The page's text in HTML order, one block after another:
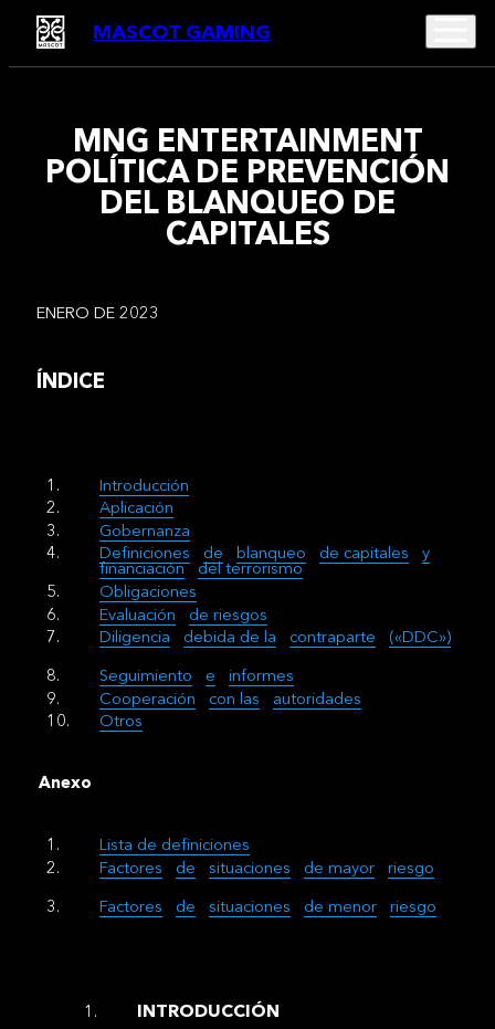
MASCOT GAMING
MNG ENTERTAINMENT
POLÍTICA DE PREVENCIÓN
DEL BLANQUEO DE
CAPITALES
ENERO DE 2023
ÍNDICE
Introducción
Aplicación
Gobernanza
Definiciones
de blanqueo de capitales y
financiación
del terrorismo
Obligaciones
Evaluación
de riesgos
Diligencia
debida de la contraparte
(«DDC»)
Seguimiento
e
informes
Cooperación
con las
autoridades
Otros
Anexo
Lista de definiciones
Factores
de situaciones de mayor
riesgo
Factores
de situaciones de menor riesgo
INTRODUCCIÓN